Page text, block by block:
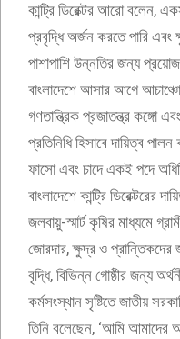
কান্ট্রি ডিরেক্টর আরো বলেন,
প্রবৃদ্ধি অর্জন করতে পারি এবং
পাশাপাশি উন্নতির জন্য
বাংলাদেশে আসার আগে
গণতান্ত্রিক প্রজাতন্ত্র কঙ্গো
প্রতিনিধি হিসাবে দায়িত্ব
ফাসো এবং চাদে একই পদে
বাংলাদেশে কান্ট্রি ডিরেক্টরের
জলবায়ু-স্মার্ট কৃষির মাধ্যমে
জোরদার, ক্ষুদ্র ও প্রান্তিকদের
বৃদ্ধি, বিভিন্ন গোষ্ঠীর জন্য
কর্মসংস্থান সৃষ্টিতে জাতীয়
তিনি বলেছেন, ‘আমি আমাদের